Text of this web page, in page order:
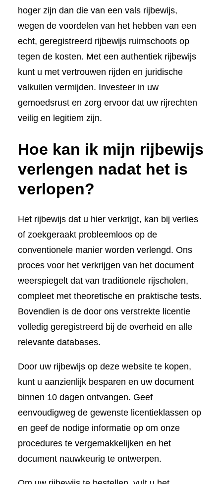
hoger zijn dan die van een vals rijbewijs,
wegen de voordelen van het hebben van een
echt, geregistreerd rijbewijs ruimschoots op
tegen de kosten. Met een authentiek rijbewijs
kunt u met vertrouwen rijden en juridische
valkuilen vermijden. Investeer in uw
gemoedsrust en zorg ervoor dat uw rijrechten
veilig en legitiem zijn.
Hoe kan ik mijn rijbewijs
verlengen nadat het is
verlopen?
Het rijbewijs dat u hier verkrijgt, kan bij verlies
of zoekgeraakt probleemloos op de
conventionele manier worden verlengd. Ons
proces voor het verkrijgen van het document
weerspiegelt dat van traditionele rijscholen,
compleet met theoretische en praktische tests.
Bovendien is de door ons verstrekte licentie
volledig geregistreerd bij de overheid en alle
relevante databases.
Door uw rijbewijs op deze website te kopen,
kunt u aanzienlijk besparen en uw document
binnen 10 dagen ontvangen. Geef
eenvoudigweg de gewenste licentieklassen op
en geef de nodige informatie op om onze
procedures te vergemakkelijken en het
document nauwkeurig te ontwerpen.